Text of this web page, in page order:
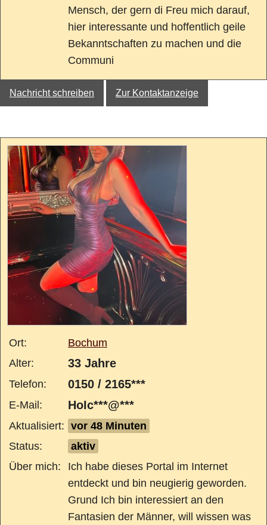
Mensch, der gern di Freu mich darauf,
hier interessante und hoffentlich geile
Bekanntschaften zu machen und die
Communi
Nachricht schreiben Zur Kontaktanzeige
Ort:
Bochum
Alter:
33 Jahre
Telefon: 0150 / 2165***
E-Mail: HoIc***@***
Aktualisiert: vor 48 Minuten
Status:
aktiv
Über mich:
Ich habe dieses Portal im Internet
entdeckt und bin neugierig geworden.
Grund Ich bin interessiert an den
Fantasien der Männer, will wissen was